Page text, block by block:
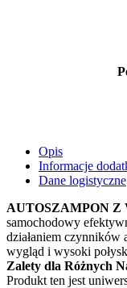
Opis
Informacje
Dane logistyczne
AUTOSZAMPON Z
samochodowy
działaniem czynników
wygląd i wysoki
Zalety dla Różnych
Produkt ten jest